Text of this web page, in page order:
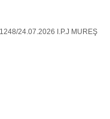
24.07.2026 I.P.J MUREŞ